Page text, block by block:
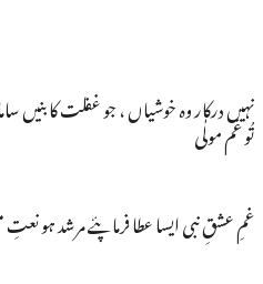
نہیں درکار وہ خوشیاں ، جو غفلت کا بنیں
تُو غم مولٰی
غمِ عشقِ نبی ایسا عطا فرماپئے مرشد ہو